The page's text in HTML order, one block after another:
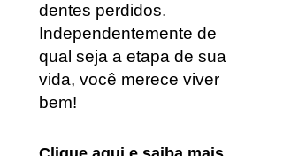
dentes perdidos.
Independentemente de
qual seja a etapa de sua
vida, você merece viver
bem!